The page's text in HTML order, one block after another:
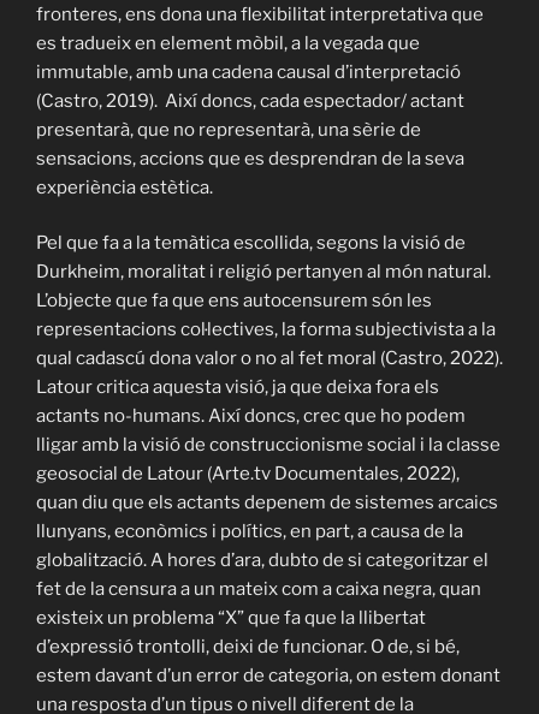
fronteres, ens dona una flexibilitat interpretativa que
es tradueix en element mòbil, a la vegada que
immutable, amb una cadena causal d’interpretació
(Castro, 2019). Així doncs, cada espectador/ actant
presentarà, que no representarà, una sèrie de
sensacions, accions que es desprendran de la seva
experiència estètica.
Pel que fa a la temàtica escollida, segons la visió de
Durkheim, moralitat i religió pertanyen al món natural.
L’objecte que fa que ens autocensurem són les
representacions col·lectives, la forma subjectivista a la
qual cadascú dona valor o no al fet moral (Castro, 2022).
Latour critica aquesta visió, ja que deixa fora els
actants no-humans. Així doncs, crec que ho podem
lligar amb la visió de construccionisme social i la classe
geosocial de Latour (Arte.tv Documentales, 2022),
quan diu que els actants depenem de sistemes arcaics
llunyans, econòmics i polítics, en part, a causa de la
globalització. A hores d’ara, dubto de si categoritzar el
fet de la censura a un mateix com a caixa negra, quan
existeix un problema “X” que fa que la llibertat
d’expressió trontolli, deixi de funcionar. O de, si bé,
estem davant d’un error de categoria, on estem donant
una resposta d’un tipus o nivell diferent de la